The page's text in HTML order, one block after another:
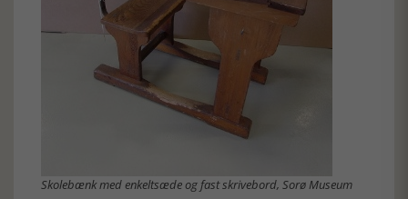
Skolebænk med enkeltsæde og fast skrivebord, Sorø Museum